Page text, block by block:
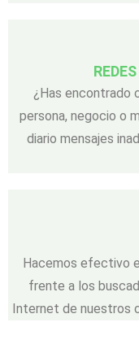
¿Has encontrado
persona, negocio o
diario mensajes
Hacemos efectivo
frente a los
Internet de nuestros